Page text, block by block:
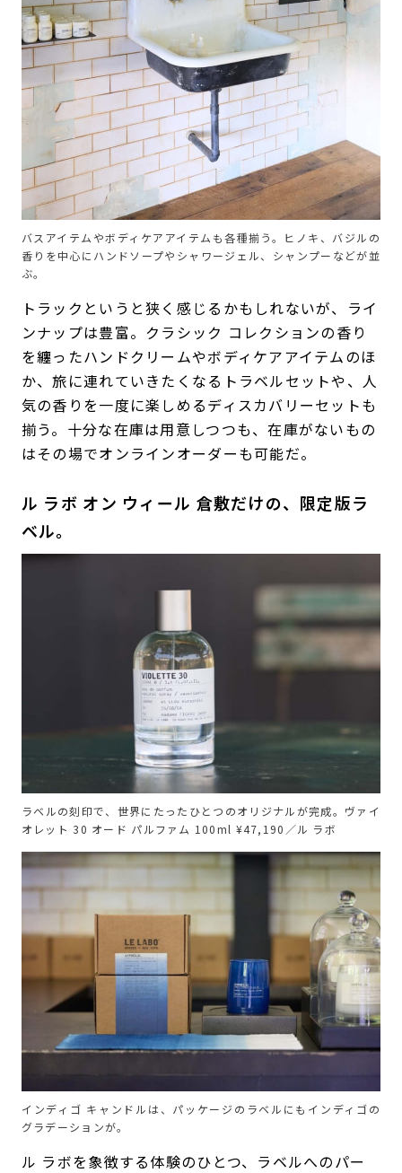
バスアイテムやボディケアアイテムも各種揃う。ヒノキ、バジルの
香りを中心にハンドソープやシャワージェル、シャンプーなどが並
ぶ。
トラックというと狭く感じるかもしれないが、ライ
ンナップは豊富。クラシック コレクションの香り
を纏ったハンドクリームやボディケアアイテムのほ
か、旅に連れていきたくなるトラベルセットや、人
気の香りを一度に楽しめるディスカバリーセットも
揃う。十分な在庫は用意しつつも、在庫がないもの
はその場でオンラインオーダーも可能だ。
ル ラボ オン ウィール 倉敷だけの、限定版ラ
ベル。
ラベルの刻印で、世界にたったひとつのオリジナルが完成。ヴァイ
オレット 30 オード パルファム 100ml ¥47,190／ル ラボ
インディゴ キャンドルは、パッケージのラベルにもインディゴの
グラデーションが。
ル ラボを象徴する体験のひとつ、ラベルへのパー